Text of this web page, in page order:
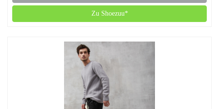
Zu Shoezuu*